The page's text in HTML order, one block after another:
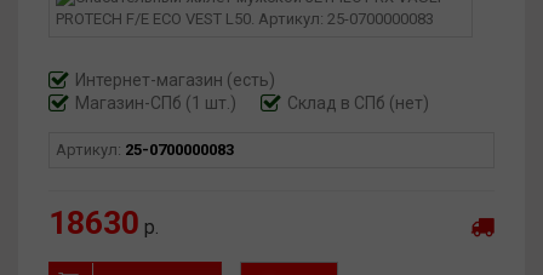
Интернет-магазин (есть)
Магазин-СПб (1 шт.)
Склад в СПб (нет)
Артикул: 25-0700000083
18630 р.